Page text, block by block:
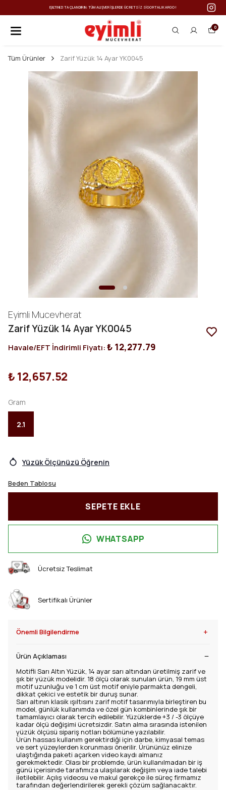
IŞILTINIZI TAÇLANDIRIN: TÜM ALIŞVERIŞLERDE ÜCRETSIZ SIGORTALI KARGO!
0
Tüm Ürünler Zarif Yüzük 14 Ayar YK0045
Eyimli Mucevherat
Zarif Yüzük 14 Ayar YK0045
Havale/EFT İndirimli Fiyatı:₺ 12,277.79
₺ 12,657.52
Gram
2.1
Yüzük Ölçünüzü Öğrenin
Beden Tablosu
SEPETE EKLE
WHATSAPP
Ücretsiz Teslimat
Sertifikalı Ürünler
Önemli Bilgilendirme +
Ürün Açıklaması
Motifli Sarı Altın Yüzük, 14 ayar sarı altından üretilmiş zarif ve
şık bir yüzük modelidir. 18 ölçü olarak sunulan ürün, 19 mm üst
motif uzunluğu ve 1 cm üst motif eniyle parmakta dengeli,
dikkat çekici ve estetik bir duruş sunar.
Sarı altının klasik ışıltısını zarif motif tasarımıyla birleştiren bu
model, günlük kullanımda ve özel gün kombinlerinde şık bir
tamamlayıcı olarak tercih edilebilir. Yüzüklerde +3 / -3 ölçüye
kadar ölçü değişimi ücretsizdir. Satın alma sırasında istenilen
yüzük ölçüsü sipariş notları bölümüne yazılabilir.
Ürün hassas kullanım gerektirdiği için darbe, kimyasal temas
ve sert yüzeylerden korunması önerilir. Ürününüz elinize
ulaştığında paketi açarken video kaydı almanız
gerekmektedir. Olası bir problemde, ürün kullanılmadan bir iş
günü içerisinde tarafımıza ulaşılarak değişim veya iade talebi
iletilebilir. Açılış videosu ve makul gerekçe ile süreç firmamız
tarafından değerlendirilerek gerekli çözüm sağlanacaktır.